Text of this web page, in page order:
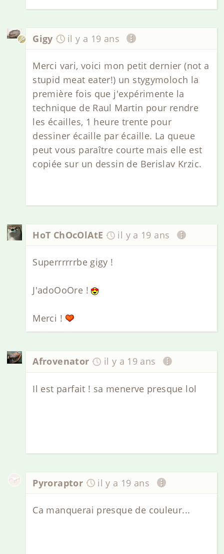
Gigy il y a 19 ans
Merci vari, voici mon petit dernier (not a
stupid meat eater!) un stygymoloch la
première fois que j'expérimente la
technique de Raul Martin pour rendre
les écailles, 1 heure trente pour
dessiner écaille par écaille. La queue
peut vous paraître courte mais elle est
copiée sur un dessin de Berislav Krzic.
HoT ChOcOlAtE il y a 19 ans
Superrrrrrbe gigy !
J'adoOoOre !
Merci !
Afrovenator il y a 19 ans
Il est parfait ! sa menerve presque lol
Pyroraptor il y a 19 ans
Ca manquerai presque de couleur...